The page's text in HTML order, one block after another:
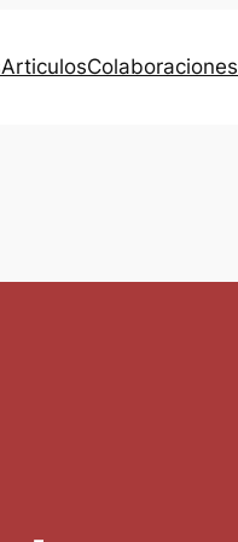
ArticulosColaboraciones